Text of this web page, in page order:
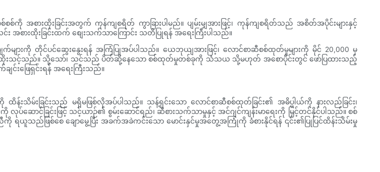
အစားထိုးခြင်းအတွက် ကုန်ကျစရိတ် ကွာခြားပါမည်။ ပျမ်းမျှအားဖြင့်၊ ကုန်ကျစရိတ်သည် အစိတ်အပိုင်းများနှင့်
း အစားထိုးခြင်းထက် စျေးသက်သာကြောင်း သတိပြုရန် အရေးကြီးပါသည်။
ကို တိုင်ပင်ဆွေးနွေးရန် အကြံပြုအပ်ပါသည်။ ယေဘုယျအားဖြင့်၊ လောင်စာဆီစစ်ထုတ်မှုများကို မိုင် 20,000 မှ
ထိုးသင့်သည်။ သို့သော်၊ သင်သည် ပိတ်ဆို့နေသော စစ်ထုတ်မှုတစ်ခုကို သံသယ သို့မဟုတ် အစောပိုင်းတွင် ဖော်ပြထားသည့်
င်းဖြေရှင်းရန် အရေးကြီးသည်။
မ်းခြင်းသည် မရှိမဖြစ်လိုအပ်ပါသည်။ သန့်ရှင်းသော လောင်စာဆီစစ်ထုတ်ခြင်း၏ အဓိပ္ပါယ်ကို နားလည်ခြင်း၊
လုပ်ဆောင်ခြင်းဖြင့် သင့်ယာဉ်၏ စွမ်းဆောင်ရည်၊ ဆီစားသက်သာမှုနှင့် အင်ဂျင်ကျန်းမာရေးကို မြှင့်တင်နိုင်ပါသည်။ စစ်
ည်ဖြစ်စေ ချောမွေ့ပြီး အခက်အခဲကင်းသော မောင်းနှင်မှုအတွေ့အကြုံကို ခံစားနိုင်ရန် ၎င်း၏ပြုပြင်ထိန်းသိမ်းမှု